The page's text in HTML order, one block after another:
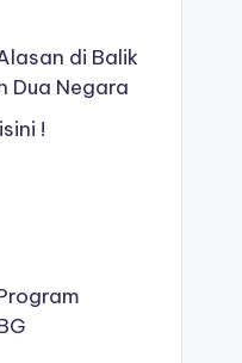
di Balik
Dua Negara
!